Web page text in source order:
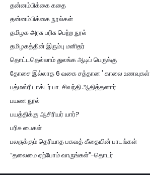
தன்னம்பிக்கை கதை
தன்னம்பிக்கை நூல்கள்
தமிழக அரசு பரிசு பெற்ற நூல்
தமிழகத்தின் இரும்பு மனிதர்
தொட்டதெல்லாம் துலங்க ஆடிப் பெருக்கு
தோசை இல்லாத 6 வகை சத்தான ' காலை உணவுகள்
பத்மஸ்ரீ டாக்டர் பா. சிவந்தி ஆதித்தனார்
பயண நூல்
பயத்திக்கு ஆசிரியர் யார்?
பரிசு பைகள்
பலருக்கும் தெரியாத பகவத் கீதையின் பாடங்கள்
“தலைமை ஏற்போம் வாருங்கள்”-தொடர்